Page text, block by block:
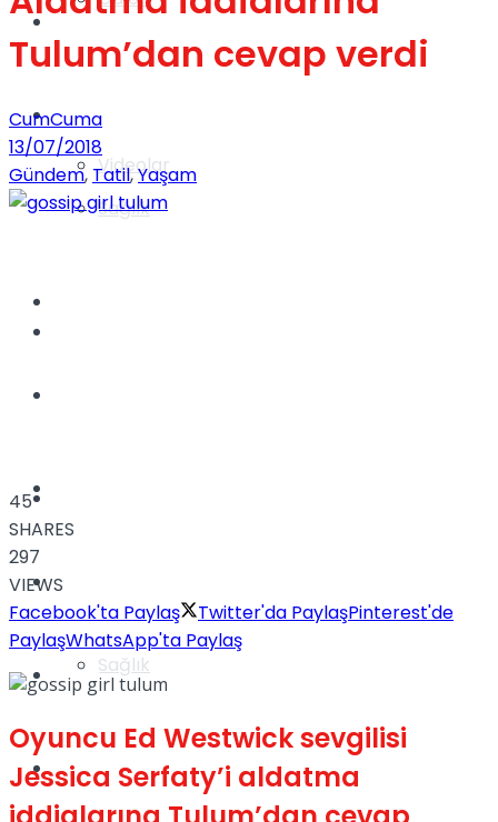
Videolar
Sağlık
Gündem
Yaşam
Sağlık
Türkiye
Müzik
Sinema
Tulum’dan cevap verdi
CumCuma
13/07/2018
Gündem, Tatil,Yaşam
45
SHARES
297
VIEWS
Facebook'ta Paylaş
Twitter'da PaylaşPinterest'de
PaylaşWhatsApp'ta Paylaş
Oyuncu Ed Westwick sevgilisi
Jessica Serfaty’i aldatma